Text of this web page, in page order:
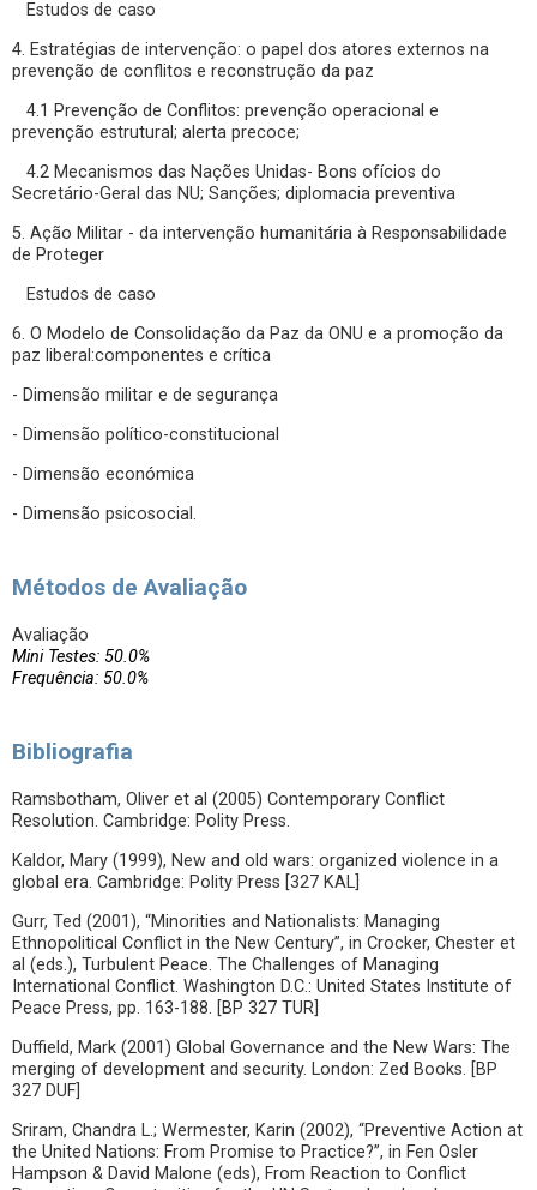
Estudos de caso
4. Estratégias de intervenção: o papel dos atores externos na
prevenção de conflitos e reconstrução da paz
4.1 Prevenção de Conflitos: prevenção operacional e
prevenção estrutural; alerta precoce;
4.2 Mecanismos das Nações Unidas- Bons ofícios do
Secretário-Geral das NU; Sanções; diplomacia preventiva
5. Ação Militar - da intervenção humanitária à Responsabilidade
de Proteger
Estudos de caso
6. O Modelo de Consolidação da Paz da ONU e a promoção da
paz liberal:componentes e crítica
- Dimensão militar e de segurança
- Dimensão político-constitucional
- Dimensão económica
- Dimensão psicosocial.
Métodos de Avaliação
Avaliação
Mini Testes: 50.0%
Frequência: 50.0%
Bibliografia
Ramsbotham, Oliver et al (2005) Contemporary Conflict
Resolution. Cambridge: Polity Press.
Kaldor, Mary (1999), New and old wars: organized violence in a
global era. Cambridge: Polity Press [327 KAL]
Gurr, Ted (2001), “Minorities and Nationalists: Managing
Ethnopolitical Conflict in the New Century”, in Crocker, Chester et
al (eds.), Turbulent Peace. The Challenges of Managing
International Conflict. Washington D.C.: United States Institute of
Peace Press, pp. 163-188. [BP 327 TUR]
Duffield, Mark (2001) Global Governance and the New Wars: The
merging of development and security. London: Zed Books. [BP
327 DUF]
Sriram, Chandra L.; Wermester, Karin (2002), “Preventive Action at
the United Nations: From Promise to Practice?”, in Fen Osler
Hampson & David Malone (eds), From Reaction to Conflict